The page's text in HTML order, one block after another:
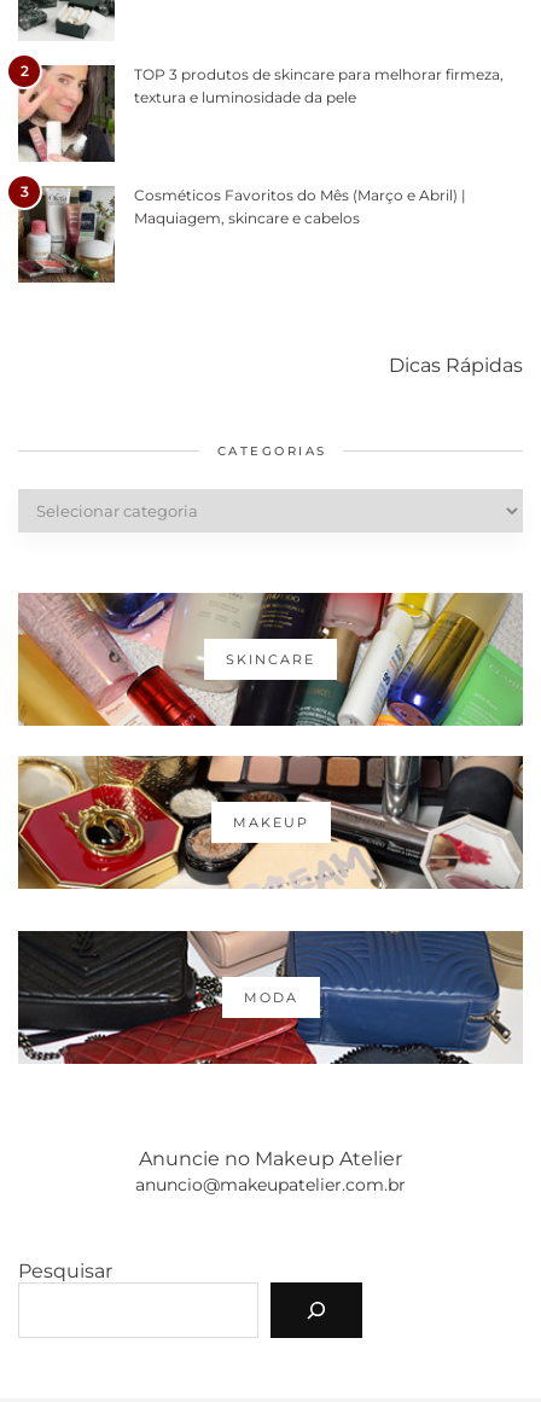
2
TOP 3 produtos de skincare para melhorar firmeza,
textura e luminosidade da pele
3
Cosméticos Favoritos do Mês (Março e Abril) |
Maquiagem, skincare e cabelos
Dicas Rápidas
diários
cabelos
CATEGORIAS
Categorias
SKINCARE
MAKEUP
MODA
Anuncie no Makeup Atelier
anuncio@makeupatelier.com.br
Pesquisar